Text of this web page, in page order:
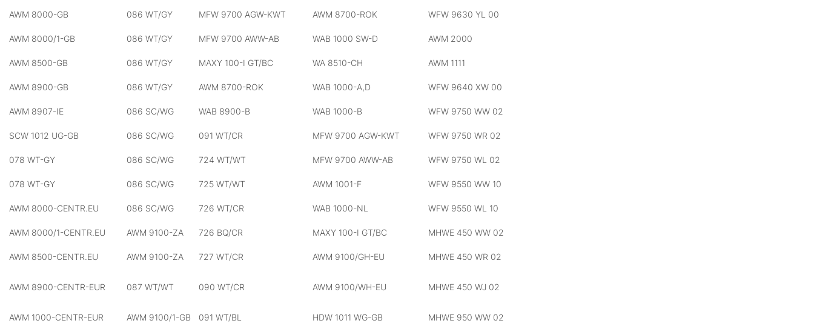
AWM 8000-GB 086 WT/GY MFW 9700 AGW-KWT AWM 8700-ROK WFW 9630 YL 00
AWM 8000/1-GB 086 WT/GY MFW 9700 AWW-AB WAB 1000 SW-D AWM 2000
AWM 8500-GB 086 WT/GY MAXY 100-I GT/BC WA 8510-CH AWM 1111
AWM 8900-GB 086 WT/GY AWM 8700-ROK WAB 1000-A,D WFW 9640 XW 00
AWM 8907-IE 086 SC/WG WAB 8900-B WAB 1000-B WFW 9750 WW 02
SCW 1012 UG-GB 086 SC/WG 091 WT/CR MFW 9700 AGW-KWT WFW 9750 WR 02
078 WT-GY 086 SC/WG 724 WT/WT MFW 9700 AWW-AB WFW 9750 WL 02
078 WT-GY 086 SC/WG 725 WT/WT AWM 1001-F WFW 9550 WW 10
AWM 8000-CENTR.EU 086 SC/WG 726 WT/CR WAB 1000-NL WFW 9550 WL 10
AWM 8000/1-CENTR.EU AWM 9100-ZA 726 BQ/CR MAXY 100-I GT/BC MHWE 450 WW 02
AWM 8500-CENTR.EU AWM 9100-ZA 727 WT/CR AWM 9100/GH-EU MHWE 450 WR 02
AWM 8900-CENTR-EUR 087 WT/WT 090 WT/CR AWM 9100/WH-EU MHWE 450 WJ 02
AWM 1000-CENTR-EUR AWM 9100/1-GB 091 WT/BL HDW 1011 WG-GB MHWE 950 WW 02